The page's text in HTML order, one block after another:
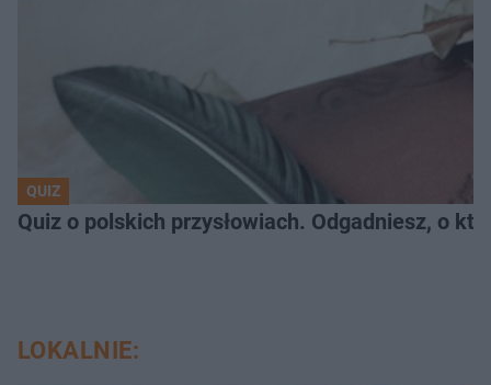
QUIZ
Quiz o polskich przysłowiach. Odgadniesz, o
LOKALNIE: